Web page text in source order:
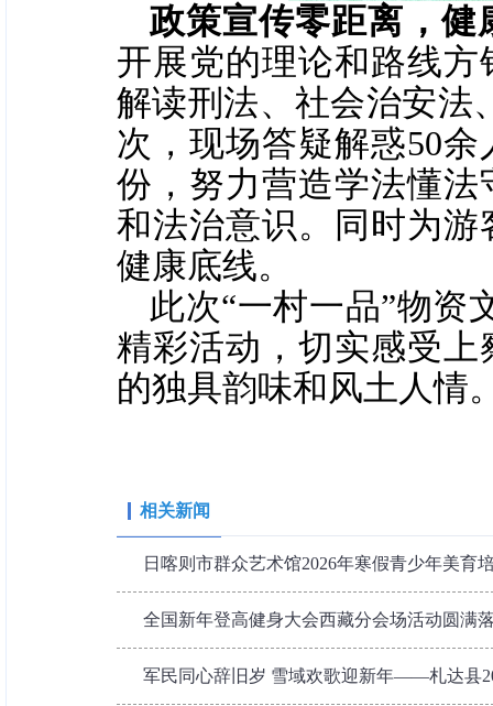
政策宣传零距离，健
开展党的理论和路线
解读刑法、社会治安法
次，现场答疑解惑50
份，努力营造学法懂
和法治意识。同时为
健康底线。
此次“一村一品”物资
精彩活动，切实感受
的独具韵味和风土人情
相关新闻
日喀则市群众艺术馆2026年寒假青少年美育
全国新年登高健身大会西藏分会场活动圆满
军民同心辞旧岁 雪域欢歌迎新年——札达县